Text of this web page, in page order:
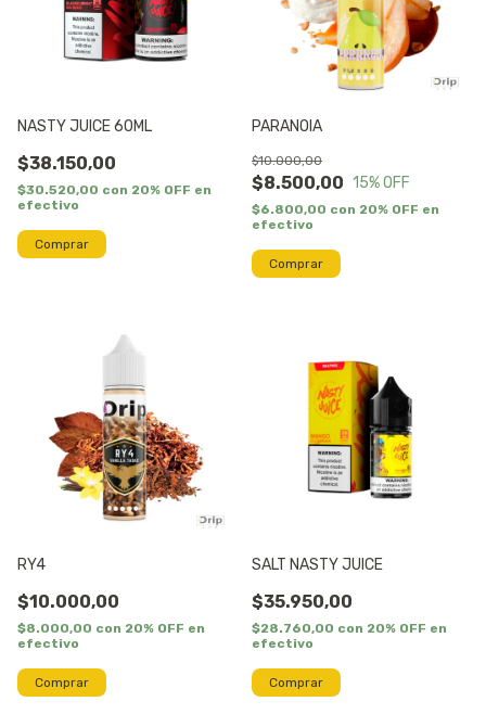
NASTY JUICE 60ML
$38.150,00
$30.520,00 con 20% OFF en
efectivo
Comprar
PARANOIA
$8.500,00
$10.000,00
15% OFF
$6.800,00 con 20% OFF en
efectivo
Comprar
RY4
$10.000,00
$8.000,00 con 20% OFF en
efectivo
Comprar
SALT NASTY JUICE
$35.950,00
$28.760,00 con 20% OFF en
efectivo
Comprar